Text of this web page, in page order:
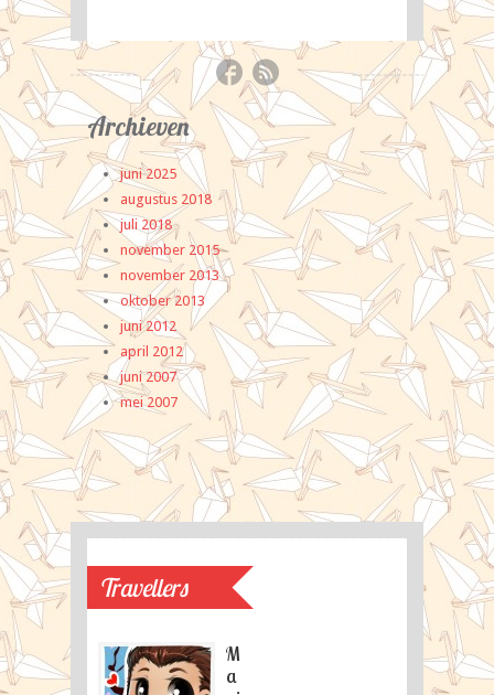
Archieven
juni 2025
augustus 2018
juli 2018
november 2015
november 2013
oktober 2013
juni 2012
april 2012
juni 2007
mei 2007
Travellers
M
a